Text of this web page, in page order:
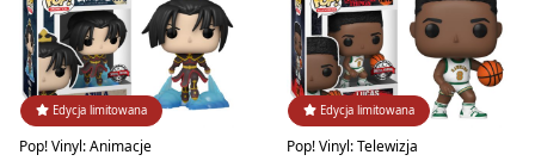
Edycja limitowana
Pop! Vinyl: Animacje
Edycja limitowana
Pop! Vinyl: Telewizja